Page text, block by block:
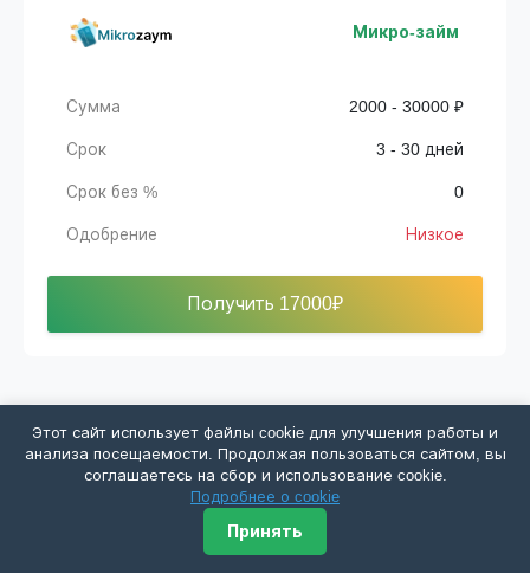
Микро-займ
Сумма 2000 - 30000 ₽
Срок 3 - 30 дней
Срок без % 0
Одобрение Низкое
Получить 17000₽
Рублион
Этот сайт использует файлы cookie для улучшения работы и
анализа посещаемости. Продолжая пользоваться сайтом, вы
соглашаетесь на сбор и использование cookie.
Подробнее о cookie
Принять